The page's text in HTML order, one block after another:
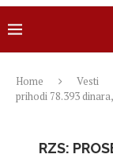
Home Vesti
prihodi 78.393
RZS: